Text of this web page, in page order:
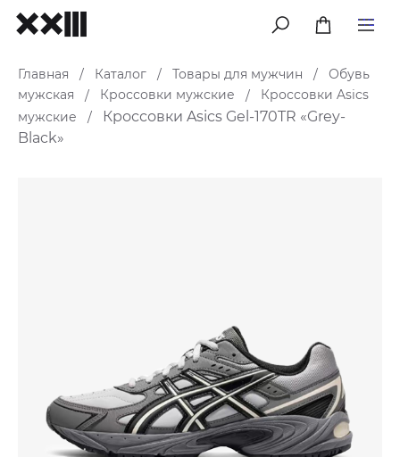
меню
Главная / Каталог / Товары для мужчин /
Обувь
мужская
/ Кроссовки мужские /
Кроссовки Asics
мужские
/
Кроссовки Asics Gel-170TR «Grey-
Black»